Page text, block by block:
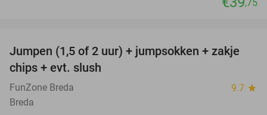
,75
48%
Jumpen (1,5 of 2 uur) + jumpsokken + zakje
chips + evt. slush
FunZone Breda 9.7 star
Breda